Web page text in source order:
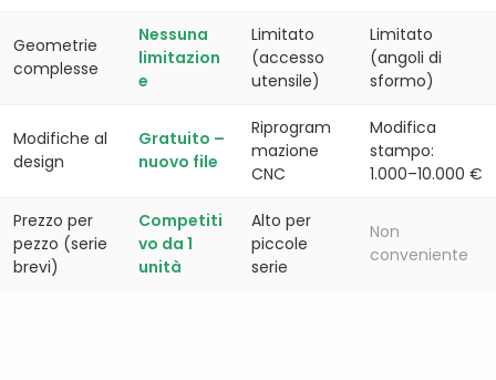
Geometrie
complesse
Nessuna
limitazion
e
Limitato
(accesso
utensile)
Limitato
(angoli di
sformo)
Modifiche al
design
Gratuito –
nuovo file
Riprogram
mazione
CNC
Modifica
stampo:
1.000–10.000 €
Prezzo per
pezzo (serie
brevi)
Competiti
vo da 1
unità
Alto per
piccole
serie
Non
conveniente